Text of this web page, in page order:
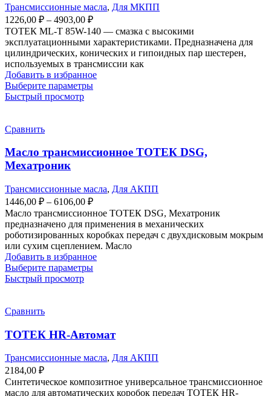
Трансмиссионные масла, Для МКПП
1226,00 ₽ – 4903,00 ₽Диапазон
цен:
1226,00 ₽
–
4903,00 ₽
ТОТЕК ML-T 85W-140 — смазка с высокими
эксплуатационными характеристиками. Предназначена для
цилиндрических, конических и гипоидных пар шестерен,
используемых в трансмиссии как
Добавить в избранное
Выберите параметрыЭтот
можно
товара.
Быстрый просмотр
Сравнить
​Масло трансмиссионное ТОТЕК DSG,
Мехатроник
Трансмиссионные масла, Для АКПП
1446,00 ₽ – 6106,00 ₽Диапазон
цен:
1446,00 ₽
–
6106,00 ₽
Масло трансмиссионное ТОТЕК DSG, Мехатроник
предназначено для применения в механических
роботизированных коробках передач с двухдисковым мокрым
или сухим сцеплением. Масло
Добавить в избранное
Выберите параметрыЭтот
можно
выбрать
на
странице
Быстрый просмотр
Сравнить
ТОТЕК HR-Автомат
Трансмиссионные масла, Для АКПП
2184,00 ₽
Синтетическое композитное универсальное трансмиссионное
масло для автоматических коробок передач ТОТЕК HR-